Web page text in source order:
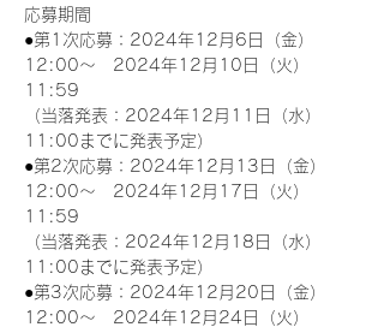
応募期間
●第1次応募：2024年12月6日（金）
12:00～　2024年12月10日（火）
11:59
（当落発表：2024年12月11日（水）
11:00までに発表予定）
●第2次応募：2024年12月13日（金）
12:00～　2024年12月17日（火）
11:59
（当落発表：2024年12月18日（水）
11:00までに発表予定）
●第3次応募：2024年12月20日（金）
12:00～　2024年12月24日（火）